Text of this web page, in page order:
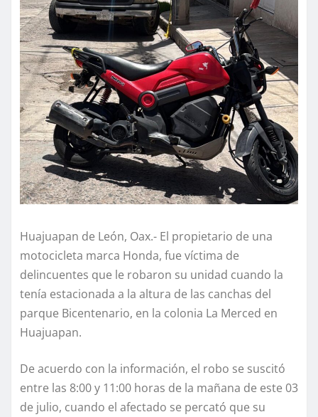
Huajuapan de León, Oax.- El propietario de una
motocicleta marca Honda, fue víctima de
delincuentes que le robaron su unidad cuando la
tenía estacionada a la altura de las canchas del
parque Bicentenario, en la colonia La Merced en
Huajuapan.
De acuerdo con la información, el robo se suscitó
entre las 8:00 y 11:00 horas de la mañana de este 03
de julio, cuando el afectado se percató que su